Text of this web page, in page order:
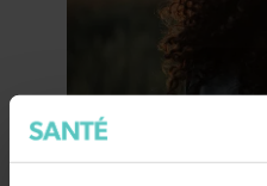
7 kleine